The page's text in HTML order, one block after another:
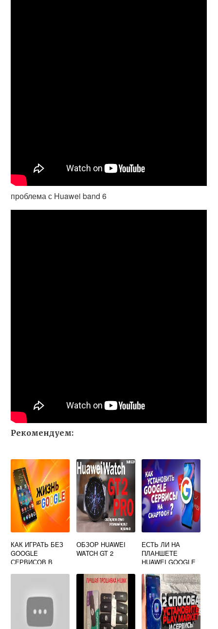
проблема с Huawei band 6
Рекомендуем:
КАК ИГРАТЬ БЕЗ
GOOGLE
СЕРВИСОВ В
ОБЗОР HUAWEI
WATCH GT 2
ЕСТЬ ЛИ НА
ПЛАНШЕТЕ
HUAWEI GOOGLE